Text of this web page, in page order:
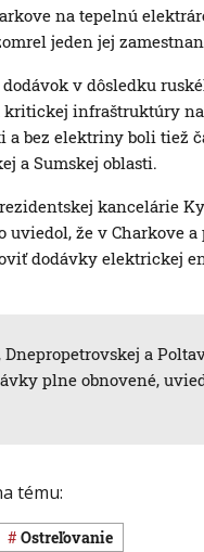
na tepelnú
jeden jej
v dôsledku
kritickej infraštruktúry
a bez elektriny boli tiež
a Sumskej oblasti.
kancelárie
uviedol, že v Charkove
dodávky elektrickej
Dnepropetrovskej a
plne obnovené,
tému:
ostreľovanie